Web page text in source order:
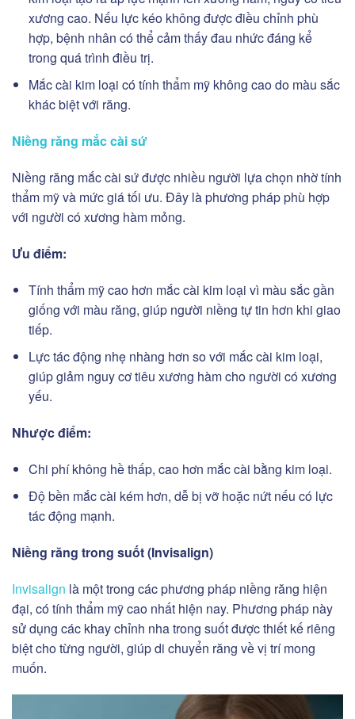
xương cao. Nếu lực kéo không được điều chỉnh phù
hợp, bệnh nhân có thể cảm thấy đau nhức đáng kể
trong quá trình điều trị.
Mắc cài kim loại có tính thẩm mỹ không cao do màu sắc
khác biệt với răng.
Niềng răng mắc cài sứ
Niềng răng mắc cài sứ được nhiều người lựa chọn nhờ tính
thẩm mỹ và mức giá tối ưu. Đây là phương pháp phù hợp
với người có xương hàm mỏng.
Ưu điểm:
Tính thẩm mỹ cao hơn mắc cài kim loại vì màu sắc gần
giống với màu răng, giúp người niềng tự tin hơn khi giao
tiếp.
Lực tác động nhẹ nhàng hơn so với mắc cài kim loại,
giúp giảm nguy cơ tiêu xương hàm cho người có xương
yếu.
Nhược điểm:
Chi phí không hề thấp, cao hơn mắc cài bằng kim loại.
Độ bền mắc cài kém hơn, dễ bị vỡ hoặc nứt nếu có lực
tác động mạnh.
Niềng răng trong suốt (Invisalign)
Invisalign là một trong các phương pháp niềng răng hiện
đại, có tính thẩm mỹ cao nhất hiện nay. Phương pháp này
sử dụng các khay chỉnh nha trong suốt được thiết kế riêng
biệt cho từng người, giúp di chuyển răng về vị trí mong
muốn.